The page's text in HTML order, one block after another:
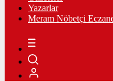
Yazarlar
Meram Nöbetçi